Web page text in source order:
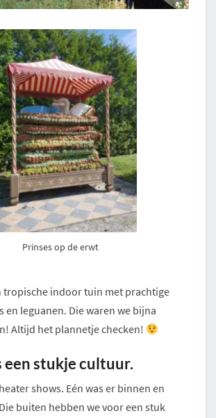
Prinses op de erwt
tropische indoor tuin met prachtige
en leguanen. Die waren we bijna
Altijd het plannetje checken!
een stukje cultuur.
shows. Eén was er binnen en
buiten hebben we voor een stuk